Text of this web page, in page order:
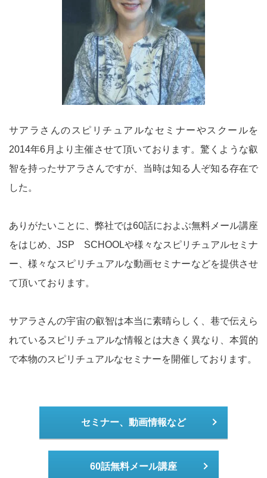
サアラさんのスピリチュアルなセミナーやスクールを
2014年6月より主催させて頂いております。驚くような叡
智を持ったサアラさんですが、当時は知る人ぞ知る存在で
した。
ありがたいことに、弊社では60話におよぶ無料メール講座
をはじめ、JSP SCHOOLや様々なスピリチュアルセミナ
ー、様々なスピリチュアルな動画セミナーなどを提供させ
て頂いております。
サアラさんの宇宙の叡智は本当に素晴らしく、巷で伝えら
れているスピリチュアルな情報とは大きく異なり、本質的
で本物のスピリチュアルなセミナーを開催しております。
セミナー、動画情報など
60話無料メール講座